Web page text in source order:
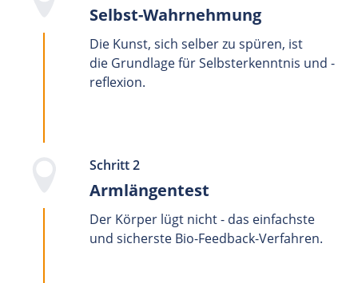
Selbst-Wahrnehmung
Die Kunst, sich selber zu spüren, ist
die Grundlage für Selbsterkenntnis und -
reflexion.
Schritt 2
Armlängentest
Der Körper lügt nicht - das einfachste
und sicherste Bio-Feedback-Verfahren.